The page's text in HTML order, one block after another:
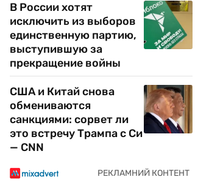
В России хотят
исключить из выборов
единственную партию,
выступившую за
прекращение войны
США и Китай снова
обмениваются
санкциями: сорвет ли
это встречу Трампа с Си
— CNN